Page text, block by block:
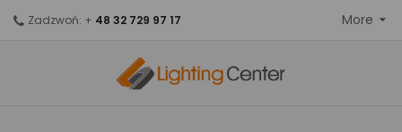
Zadzwoń: + 48 32 729 97 17 More